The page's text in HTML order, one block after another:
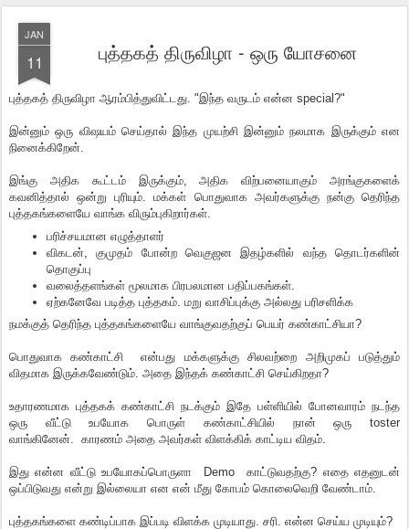
JAN
11 புத்தகத் திருவிழா - ஒரு யோசனை
புத்தகத் திருவிழா ஆரம்பித்துவிட்டது. "இந்த வருடம் என்ன special?"
இன்னும் ஒரு விஷயம் செய்தால் இந்த முயற்சி இன்னும் நலமாக இருக்கும் என
நினைக்கிறேன்.
இங்கு அதிக கூட்டம் இருக்கும், அதிக விற்பனையாகும் அரங்குகளைக்
கவனித்தால் ஒன்று புரியும். மக்கள் பொதுவாக அவர்களுக்கு நன்கு தெரிந்த
புத்தகங்களையே வாங்க விரும்புகிறார்கள்.
பரிச்சயமான எழுத்தாளர்
விகடன், குமுதம் போன்ற வெகுஜன இதழ்களில் வந்த தொடர்களின்
தொகுப்பு
வலைத்தளங்கள் மூலமாக பிரபலமான பதிப்பகங்கள்.
ஏற்கனேவே படித்த புத்தகம். மறு வாசிப்புக்கு அல்லது பரிசளிக்க
நமக்குத் தெரிந்த புத்தகங்களையே வாங்குவதற்குப் பெயர் கண்காட்சியா?
பொதுவாக கண்காட்சி என்பது மக்களுக்கு சிலவற்றை அறிமுகப் படுத்தும்
விதமாக இருக்கவேண்டும். அதை இந்தக் கண்காட்சி செய்கிறதா?
உதாரணமாக புத்தகக் கண்காட்சி நடக்கும் இதே பள்ளியில் போனவாரம் நடந்த
ஒரு வீட்டு உபயோக பொருள் கண்காட்சியில் நான் ஒரு toster
வாங்கினேன். காரணம் அதை அவர்கள் விளக்கிக் காட்டிய விதம்.
இது என்ன வீட்டு உபயோகப்பொருளா Demo காட்டுவதற்கு? எதை எதனுடன்
ஒப்பிடுவது என்று இல்லையா என என் மீது கோபம் கொலைவெறி வேண்டாம்.
புத்தகங்களை கண்டிப்பாக இப்படி விளக்க முடியாது. சரி. என்ன செய்ய முடியும்?